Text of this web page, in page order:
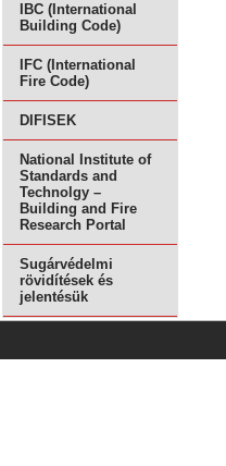
IBC (International
Building Code)
IFC (International
Fire Code)
DIFISEK
National Institute of
Standards and
Technolgy –
Building and Fire
Research Portal
Sugárvédelmi
rövidítések és
jelentésük